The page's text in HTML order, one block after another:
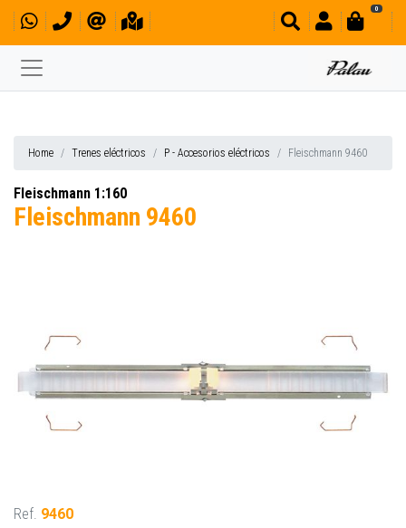
0
Home Trenes eléctricos P - Accesorios eléctricos Fleischmann 9460
Fleischmann 1:160
Fleischmann 9460
Ref. 9460